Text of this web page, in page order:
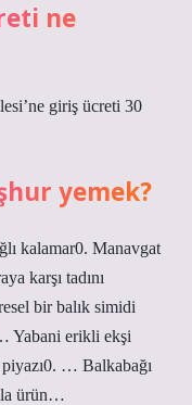
ne
giriş ücreti 30
yemek?
kalamar0. Manavgat
karşı tadını
bir balık simidi
Yabani erikli ekşi
… Balkabağı
ürün…